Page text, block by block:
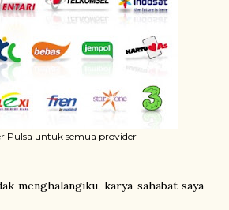
Pulsa untuk semua provider
menghalangiku, karya sahabat saya